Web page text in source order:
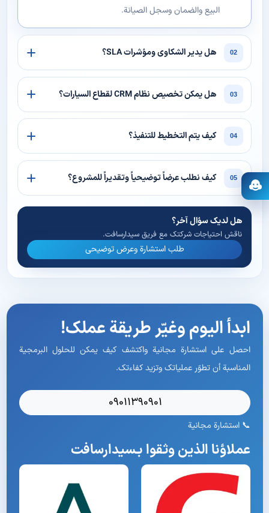
البيع والضمان وسجل الصيانة.
02 هل يدير الشكاوى ومؤشرات SLA؟
03 هل يمكن تخصيص نظام CRM لقطاع السيارات؟
04 كيف يتم التخطيط للتنفيذ؟
05 كيف نطلب عرضاً توضيحياً وتقديراً للمشروع؟
هل لديك سؤال آخر؟
ناقش احتياجات شركتك مع فريق سیدارسافت.
طلب استشارة وعرض توضيحي
ابدأ اليوم وغيّر طريقة عملك!
احصل على استشارة مجانية واكتشف كيف يمكن للحلول البرمجية
المناسبة أن تطوّر عملياتك وتزيد كفاءتك.
09011390901
📞 استشارة مجانية
عملاؤنا الذين وثقوا بـسیدارسافت
فتح المساعد